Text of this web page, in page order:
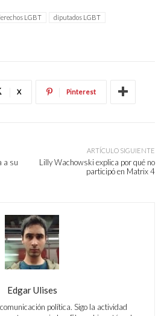
LGBT diputados LGBT
X Pinterest
a su
ARTÍCULO SIGUIENTE
Lilly Wachowski explica por qué no
participó en Matrix 4
Edgar Ulises
política. Sigo la actividad